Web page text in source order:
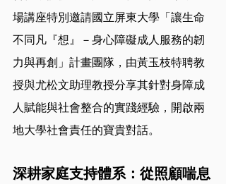
場講座特別邀請國立屏東大學「讓生命
不同凡『想』－身心障礙成人服務的韌
力與再創」計畫團隊，由黃玉枝特聘教
授與尤松文助理教授分享其針對身障成
人賦能與社會整合的實踐經驗，開啟兩
地大學社會責任的寶貴對話。
深耕家庭支持體系：從照顧喘息